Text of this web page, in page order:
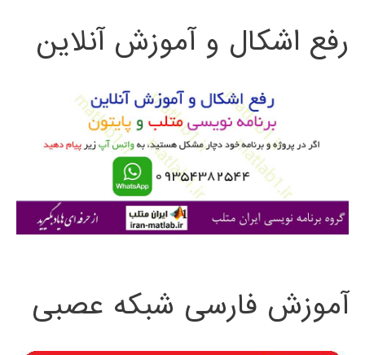
ج
ی
رفع اشکال و آموزش آنلاین
آموزش فارسی شبکه عصبی